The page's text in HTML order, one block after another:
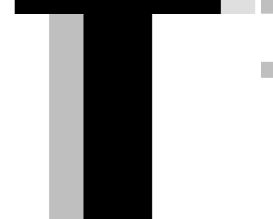
κρύβεται στις... σκιές, αλλά τη